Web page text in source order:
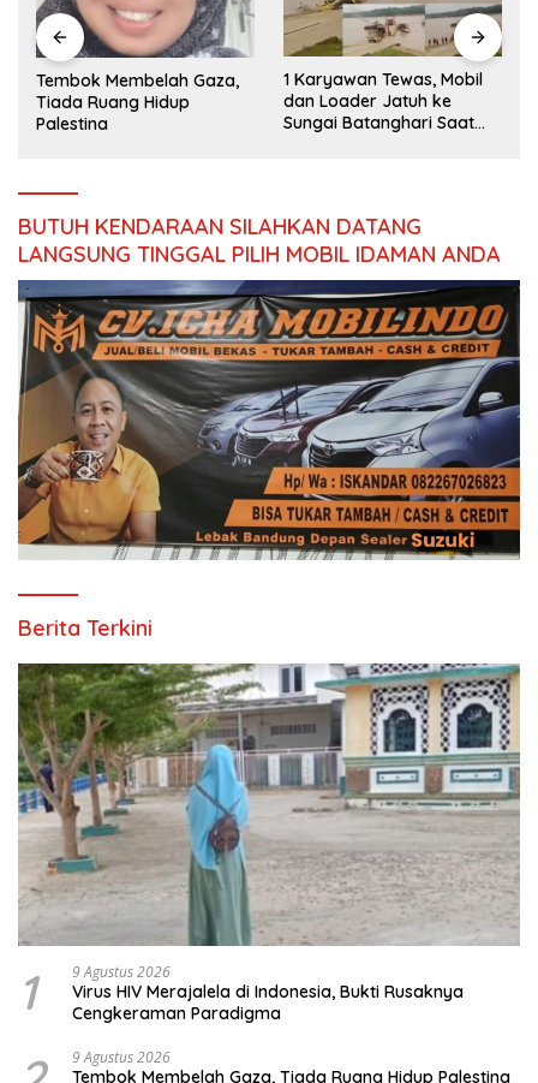
1 Karyawan Tewas, Mobil
dan Loader Jatuh ke
Sungai Batanghari Saat
Presiden Prabowo Terima
Laporan Program
Strategis TNI untuk
BUTUH KENDARAAN SILAHKAN DATANG
LANGSUNG TINGGAL PILIH MOBIL IDAMAN ANDA
Berita Terkini
1 9 Agustus 2026
Virus HIV Merajalela di Indonesia, Bukti Rusaknya
Cengkeraman Paradigma
9 Agustus 2026
Tembok Membelah Gaza, Tiada Ruang Hidup Palestina